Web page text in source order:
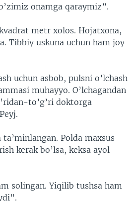
onamga qaraymiz”.
metr xolos. Hojatxona,
Tibbiy uskuna uchun ham joy
uchun asbob, pulsni o’lchash
muhayyo. O’lchagandan
to’g’ri doktorga
Polda maxsus
kerak bo’lsa, keksa ayol
solingan. Yiqilib tushsa ham